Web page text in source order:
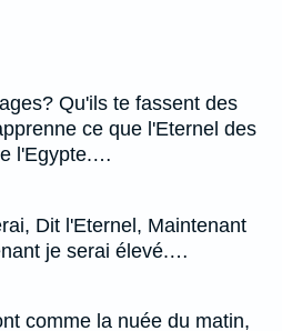
Qu'ils te fassent des
ce que l'Eternel des
l'Egypte.…
Dit l'Eternel, Maintenant
je serai élevé.…
comme la nuée du matin,